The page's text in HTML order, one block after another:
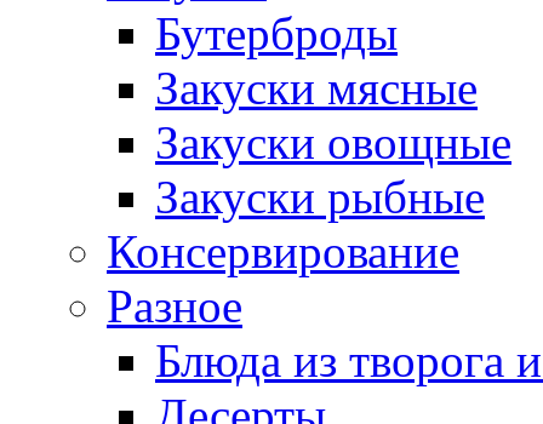
Бутерброды
Закуски мясные
Закуски овощные
Закуски рыбные
Консервирование
Разное
Блюда из творога